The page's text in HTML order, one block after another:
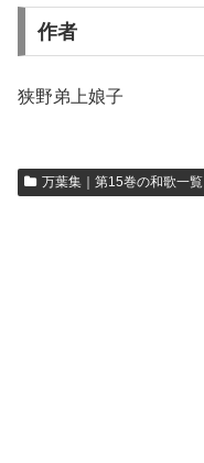
作者
狭野弟上娘子
万葉集｜第15巻の和歌一覧